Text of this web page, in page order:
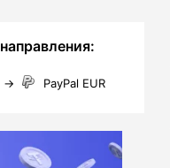
→ PayPal EUR